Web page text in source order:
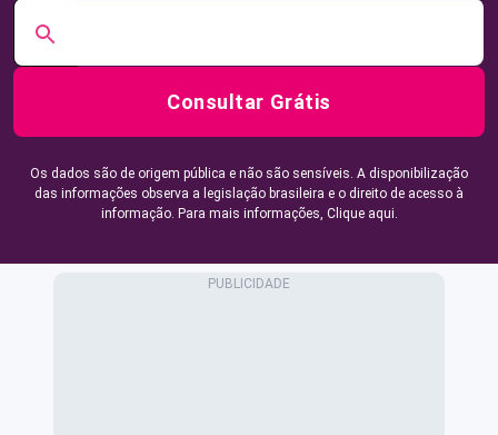
Consultar Grátis
Os dados são de origem pública e não são sensíveis. A disponibilização
das informações observa a legislação brasileira e o direito de acesso à
informação. Para mais informações, Clique aqui.